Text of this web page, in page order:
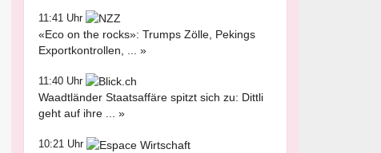
11:41 Uhr
«Eco on the rocks»: Trumps Zölle, Pekings
Exportkontrollen, ... »
11:40 Uhr
Waadtländer Staatsaffäre spitzt sich zu: Dittli
geht auf ihre ... »
10:21 Uhr